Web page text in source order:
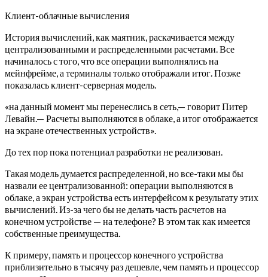
Клиент-облачные вычисления
История вычислений, как маятник, раскачивается между
централизованными и распределенными расчетами. Все
начиналось с того, что все операции выполнялись на
мейнфрейме, а терминалы только отображали итог. Позже
показалась клиент-серверная модель.
«на данный момент мы перенеслись в сеть,— говорит Питер
Левайн.— Расчеты выполняются в облаке, а итог отображается
на экране отечественных устройств».
До тех пор пока потенциал разработки не реализован.
Такая модель думается распределенной, но все-таки мы бы
назвали ее централизованной: операции выполняются в
облаке, а экран устройства есть интерфейсом к результату этих
вычислений. Из-за чего бы не делать часть расчетов на
конечном устройстве — на телефоне? В этом так как имеется
собственные преимущества.
К примеру, память и процессор конечного устройства
приблизительно в тысячу раз дешевле, чем память и процессор